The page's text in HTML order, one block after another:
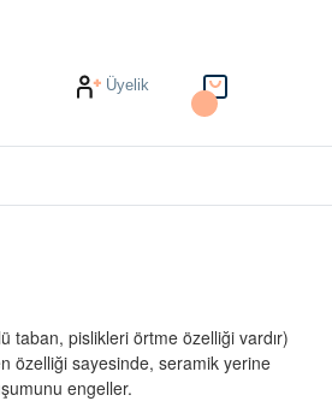
Üyelik
taban, pislikleri örtme özelliği vardır)
özelliği sayesinde, seramik yerine
engeller.